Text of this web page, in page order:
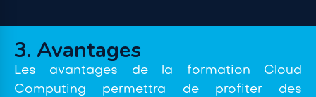
3. Avantages
Les avantages de la formation Cloud
Computing permettra de profiter des